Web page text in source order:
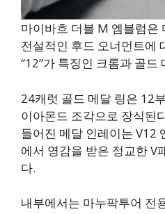
마이바흐 더블 M 엠블럼은
전설적인 후드 오너먼트에
“12”가 특징인 크롬과 골드
24캐럿 골드 메달 링은 12
이아몬드 조각으로 장식된
들어진 메달 인레이는 V12
에서 영감을 받은 정교한 V
다.
내부에서는 마누팍투어 전